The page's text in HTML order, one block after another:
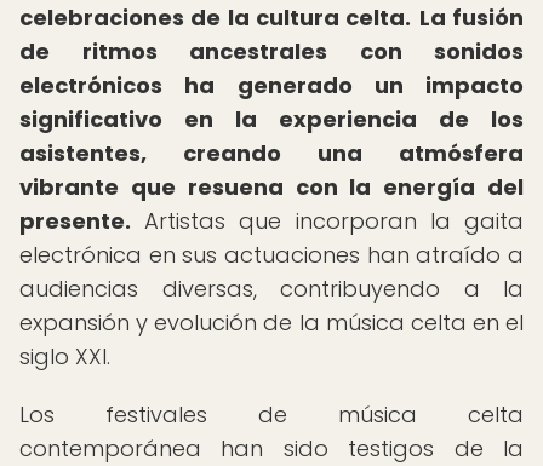
celebraciones de la cultura celta. La fusión
de ritmos ancestrales con sonidos
electrónicos ha generado un impacto
significativo en la experiencia de los
asistentes, creando una atmósfera
vibrante que resuena con la energía del
presente. Artistas que incorporan la gaita
electrónica en sus actuaciones han atraído a
audiencias diversas, contribuyendo a la
expansión y evolución de la música celta en el
siglo XXI.
Los festivales de música celta
contemporánea han sido testigos de la